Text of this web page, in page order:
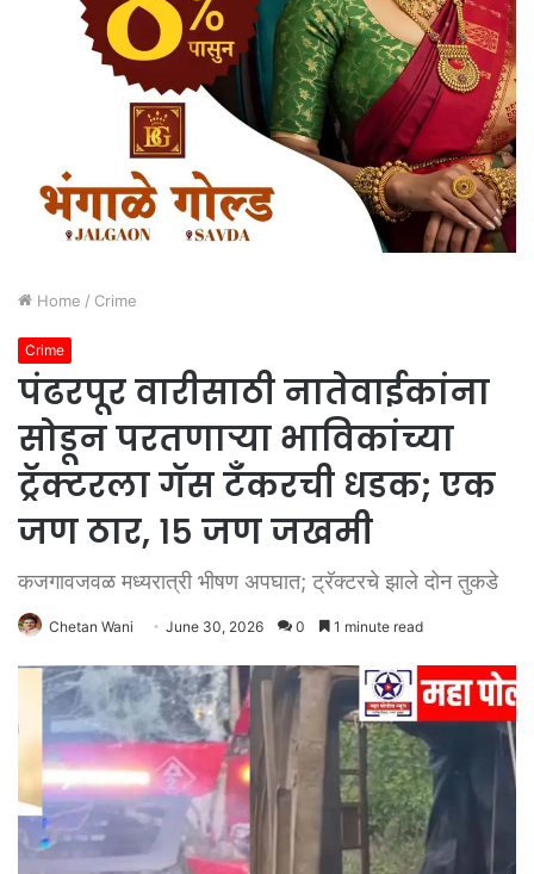
Home / Crime
Crime
पंढरपूर वारीसाठी नातेवाईकांना
सोडून परतणाऱ्या भाविकांच्या
ट्रॅक्टरला गॅस टँकरची धडक; एक
जण ठार, १५ जण जखमी
कजगावजवळ मध्यरात्री भीषण अपघात; ट्रॅक्टरचे झाले दोन तुकडे
Chetan Wani June 30, 2026 0 1 minute read